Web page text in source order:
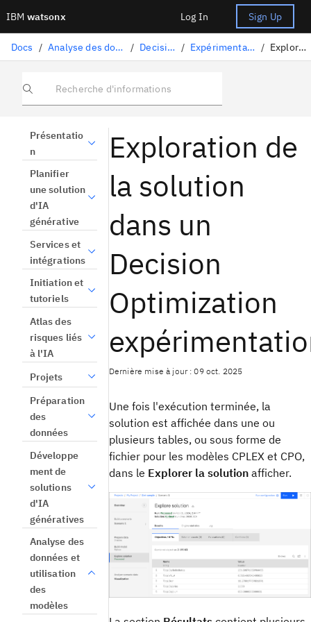
IBM watsonx Log In Sign Up
Docs / Analyse des données et utilisation des modèles / Decision Optimization / Expérimentations Decision Optimization / Exploration de la solution
Recherche d'informations
Présentatio
n
Planifier
une solution
d'IA
générative
Services et
intégrations
Initiation et
tutoriels
Atlas des
risques liés
à l'IA
Projets
Préparation
des
données
Développe
ment de
solutions
d'IA
génératives
Analyse des
données et
utilisation
des
modèles
Exploration de
la solution
dans un
Decision
Optimization
Dernière mise à jour : 09 oct. 2025
Une fois l'exécution terminée, la
solution est affichée dans une ou
plusieurs tables, ou sous forme de
fichier pour les modèles CPLEX et CPO,
dans le Explorer la solution afficher.